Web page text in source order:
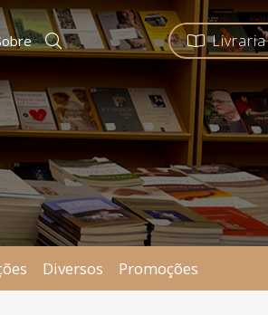
Livraria
Diversos Promoções